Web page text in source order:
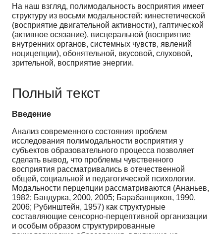
На наш взгляд, полимодальность восприятия имеет
структуру из восьми модальностей: кинестетической
(восприятие двигательной активности), гаптической
(активное осязание), висцеральной (восприятие
внутренних органов, системных чувств, явлений
ноцицепции), обонятельной, вкусовой, слуховой,
зрительной, восприятие энергии.
Полный текст
Введение
Анализ современного состояния проблем
исследования полимодальности восприятия у
субъектов образовательного процесса позволяет
сделать вывод, что проблемы чувственного
восприятия рассматривались в отечественной
общей, социальной и педагогической психологии.
Модальности перцепции рассматриваются (Ананьев,
1982; Бандурка, 2000, 2005; Барабанщиков, 1990,
2006; Рубинштейн, 1957) как структурные
составляющие сенсорно-перцептивной организации
и особым образом структурированные